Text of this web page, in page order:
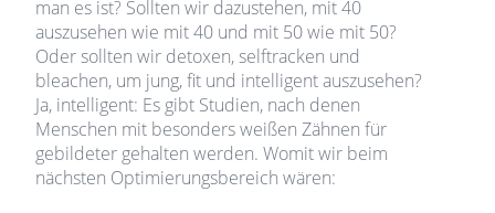
man es ist? Sollten wir dazustehen, mit 40
auszusehen wie mit 40 und mit 50 wie mit 50?
Oder sollten wir detoxen, selftracken und
bleachen, um jung, fit und intelligent auszusehen?
Ja, intelligent: Es gibt Studien, nach denen
Menschen mit besonders weißen Zähnen für
gebildeter gehalten werden. Womit wir beim
nächsten Optimierungsbereich wären: